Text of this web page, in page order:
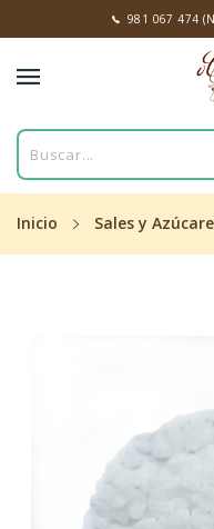
981 067 474
Inicio Sales y